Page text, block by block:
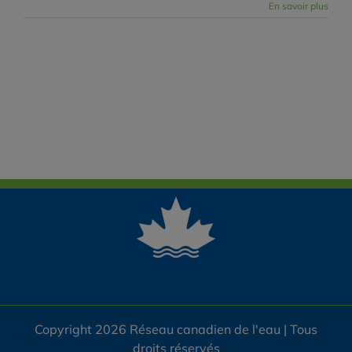
En savoir plus
Copyright 2026 Réseau canadien de l'eau | Tous
droits réservés